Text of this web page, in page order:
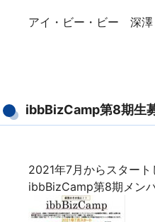
アイ・ビー・ビー 深澤
ibbBizCamp第8期生
2021年7月からスタート
ibbBizCamp第8期メン